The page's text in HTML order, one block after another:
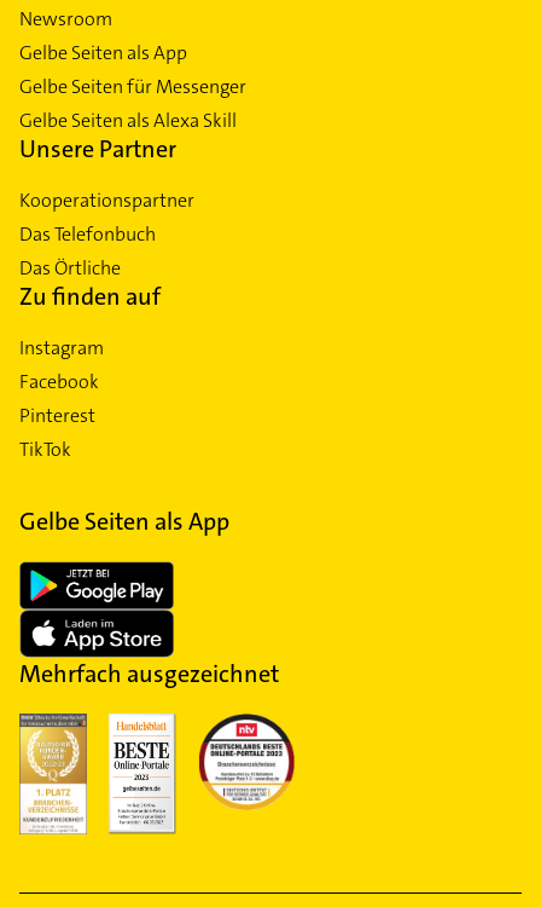
Newsroom
Gelbe Seiten als App
Gelbe Seiten für Messenger
Gelbe Seiten als Alexa Skill
Unsere Partner
Kooperationspartner
Das Telefonbuch
Das Örtliche
Zu finden auf
Instagram
Facebook
Pinterest
TikTok
Gelbe Seiten als App
Mehrfach ausgezeichnet